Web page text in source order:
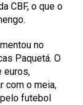
CBF, o que o
no
Paquetá. O
euros,
com o meia,
futebol